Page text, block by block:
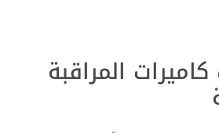
المراقبة